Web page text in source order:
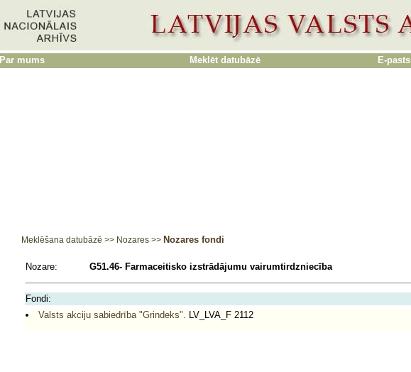
Par mums Meklēt datubāzē E-pasts
Meklēšana datubāzē >> Nozares >> Nozares fondi
Nozare: G51.46- Farmaceitisko izstrādājumu vairumtirdzniecība
Fondi:
Valsts akciju sabiedrība "Grindeks". LV_LVA_F 2112